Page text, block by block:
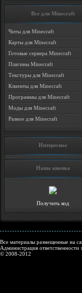
Все для Minecraft
Читы для Minecraft
Карты для Minecraft
Готовые сервера Minecraft
Плагины Minecraft
Текстуры для Minecraft
Клиенты для Minecraft
Программы для Minecraft
Моды для Minecraft
Разное для Minecraft
Интересное
Наша кнопка
Получить код
Все материалы размещенные на
Администрация ответственности
© 2008-2012